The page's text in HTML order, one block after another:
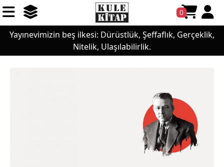
0
Yayınevimizin beş ilkesi: Dürüstlük, Şeffaflık, Gerçeklik,
Nitelik, Ulaşılabilirlik.